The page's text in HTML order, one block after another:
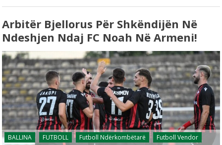
Arbitër Bjellorus Për Shkëndijën Në
Ndeshjen Ndaj FC Noah Në Armeni!
BALLINA FUTBOLL Futboll Ndërkombëtarë
Futboll Vendor